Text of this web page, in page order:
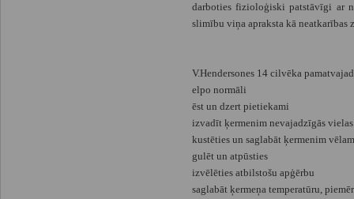
darboties fizioloģiski patstāvīgi ar
slimību viņa apraksta kā neatkarības
V.Hendersones 14 cilvēka
elpo normāli
ēst un dzert pietiekami
izvadīt ķermenim nevajadzīgās vielas
kustēties un saglabāt ķermenim
gulēt un atpūsties
izvēlēties atbilstošu apģērbu
saglabāt ķermeņa temperatūru,